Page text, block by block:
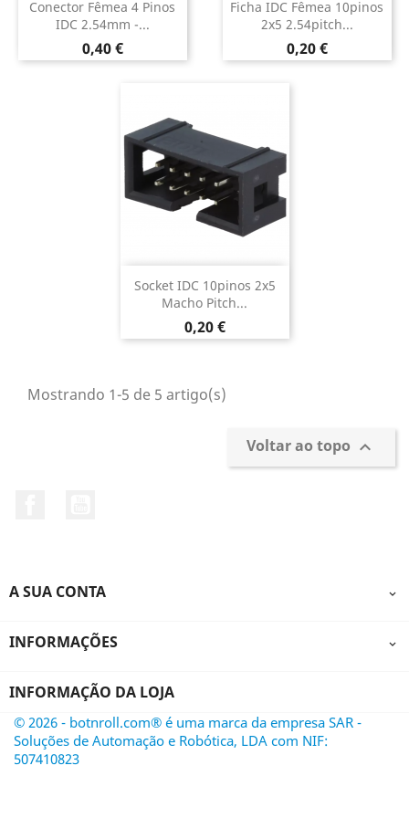
Conector Fêmea 4 Pinos
IDC 2.54mm -...
Preço
0,40 €
Ficha IDC Fêmea 10pinos
2x5 2.54pitch...
Preço
0,20 €
Socket IDC 10pinos 2x5
Macho Pitch...
Preço
0,20 €
Mostrando 1-5 de 5 artigo(s)
Voltar ao topo 
A SUA CONTA 
INFORMAÇÕES 
INFORMAÇÃO DA LOJA
© 2026 - botnroll.com® é uma marca da empresa SAR -
Soluções de Automação e Robótica, LDA com NIF:
507410823